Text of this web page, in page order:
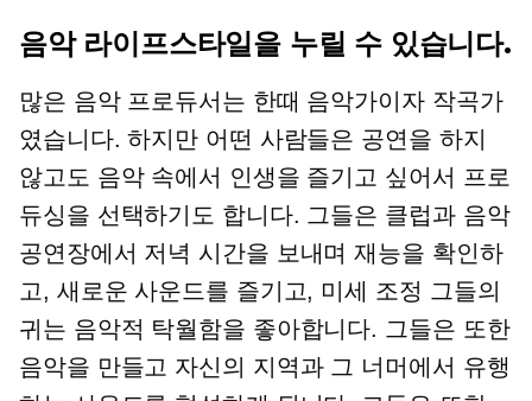
음악 라이프스타일을 누릴 수 있습니다.
많은 음악 프로듀서는 한때 음악가이자 작곡가
였습니다. 하지만 어떤 사람들은 공연을 하지
않고도 음악 속에서 인생을 즐기고 싶어서 프로
듀싱을 선택하기도 합니다. 그들은 클럽과 음악
공연장에서 저녁 시간을 보내며 재능을 확인하
고, 새로운 사운드를 즐기고, 미세 조정 그들의
귀는 음악적 탁월함을 좋아합니다. 그들은 또한
음악을 만들고 자신의 지역과 그 너머에서 유행